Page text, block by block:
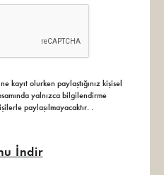
kayıt olurken paylaştığınız kişisel
yalnızca bilgilendirme
paylaşılmayacaktır. .
İndir